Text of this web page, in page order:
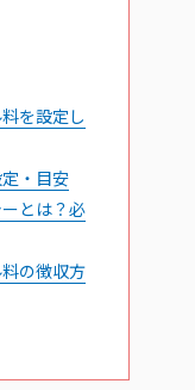
を設定し
・目安
とは？必
の徴収方